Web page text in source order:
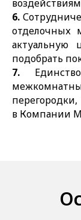
6.
отделочных
актуальную
подобрать
7.
в Компании